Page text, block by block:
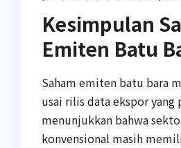
Kesimpulan
Emiten Batu
Saham emiten batu bara
usai rilis data ekspor
menunjukkan bahwa
konvensional masih